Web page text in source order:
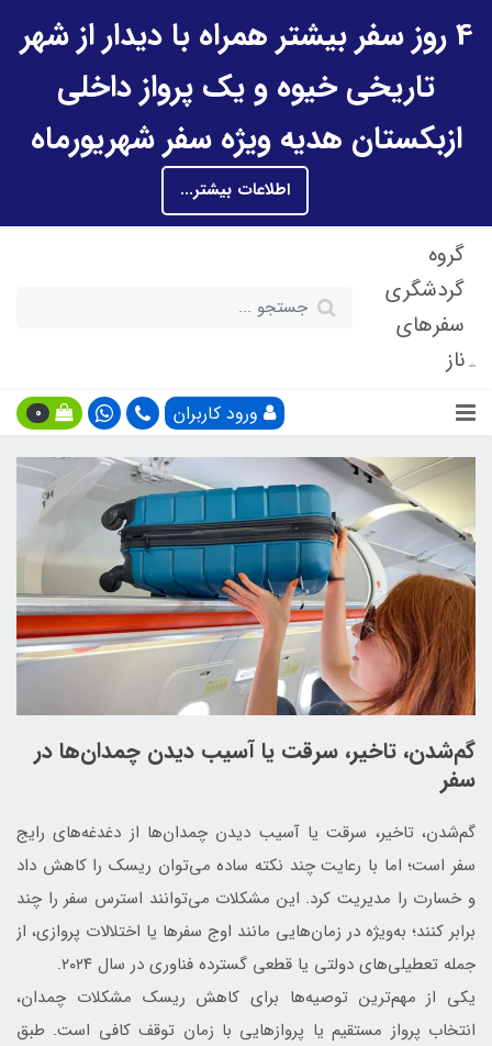
4 روز سفر بیشتر همراه با دیدار از شهر
تاریخی خیوه و یک پرواز داخلی
ازبکستان هدیه ویژه سفر شهریورماه
اطلاعات بیشتر...
گروه
گردشگری
سفرهای
ناز
ورود کاربران 0
گم‌شدن، تاخیر، سرقت یا آسیب دیدن چمدان‌ها در
سفر
گم‌شدن، تاخیر، سرقت یا آسیب دیدن چمدان‌ها از دغدغه‌های رایج
سفر است؛ اما با رعایت چند نکته ساده می‌توان ریسک را کاهش داد
و خسارت را مدیریت کرد. این مشکلات می‌توانند استرس سفر را چند
برابر کنند؛ به‌ویژه در زمان‌هایی مانند اوج سفرها یا اختلالات پروازی، از
جمله تعطیلی‌های دولتی یا قطعی گسترده فناوری در سال ۲۰۲۴.
یکی از مهم‌ترین توصیه‌ها برای کاهش ریسک مشکلات چمدان،
انتخاب پرواز مستقیم یا پروازهایی با زمان توقف کافی است. طبق